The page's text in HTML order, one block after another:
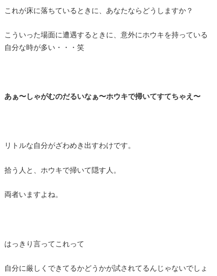
これが床に落ちているときに、あなたならどうしますか？
こういった場面に遭遇するときに、意外にホウキを持っている
自分な時が多い・・・笑
あぁ〜しゃがむのだるいなぁ〜ホウキで掃いてすてちゃえ〜
リトルな自分がざわめき出すわけです。
拾う人と、ホウキで掃いて隠す人。
両者いますよね。
はっきり言ってこれって
自分に厳しくできてるかどうかが試されてるんじゃないでしょ